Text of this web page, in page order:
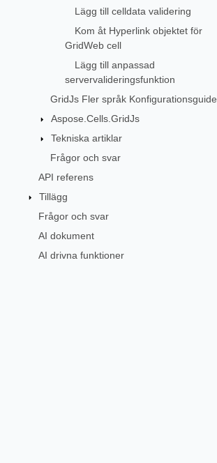
Lägg till celldata validering
Kom åt Hyperlink objektet för
GridWeb cell
Lägg till anpassad
servervalideringsfunktion
GridJs Fler språk Konfigurationsguide
Aspose.Cells.GridJs
Tekniska artiklar
Frågor och svar
API referens
Tillägg
Frågor och svar
AI dokument
AI drivna funktioner